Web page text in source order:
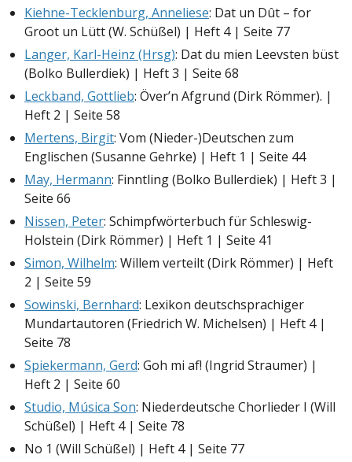
Kiehne-Tecklenburg, Anneliese: Dat un Dût – for
Groot un Lütt (W. Schüßel) | Heft 4 | Seite 77
Langer, Karl-Heinz (Hrsg): Dat du mien Leevsten büst
(Bolko Bullerdiek) | Heft 3 | Seite 68
Leckband, Gottlieb: Över’n Afgrund (Dirk Römmer). |
Heft 2 | Seite 58
Mertens, Birgit: Vom (Nieder-)Deutschen zum
Englischen (Susanne Gehrke) | Heft 1 | Seite 44
May, Hermann: Finntling (Bolko Bullerdiek) | Heft 3 |
Seite 66
Nissen, Peter: Schimpfwörterbuch für Schleswig-
Holstein (Dirk Römmer) | Heft 1 | Seite 41
Simon, Wilhelm: Willem verteilt (Dirk Römmer) | Heft
2 | Seite 59
Sowinski, Bernhard: Lexikon deutschsprachiger
Mundartautoren (Friedrich W. Michelsen) | Heft 4 |
Seite 78
Spiekermann, Gerd: Goh mi af! (Ingrid Straumer) |
Heft 2 | Seite 60
Studio, Música Son: Niederdeutsche Chorlieder I (Will
Schüßel) | Heft 4 | Seite 78
No 1 (Will Schüßel) | Heft 4 | Seite 77